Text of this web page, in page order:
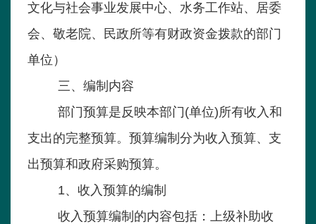
文化与社会事业发展中心、水务工作站、居委
会、敬老院、民政所等有财政资金拨款的部门
单位）
三、编制内容
部门预算是反映本部门(单位)所有收入和
支出的完整预算。预算编制分为收入预算、支
出预算和政府采购预算。
1、收入预算的编制
收入预算编制的内容包括：上级补助收